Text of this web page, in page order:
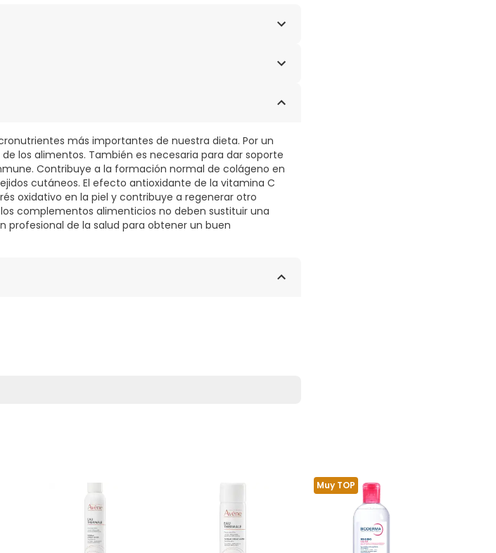
OLIGOSACCHARIDE, PANTHENOL, POTASSIUM AZELOYL,
EDTA, POLYSORBATE 20, SODIUM CHOLATE, SODIUM
más importantes de nuestra dieta. Por un
los alimentos. También es necesaria para dar soporte
Contribuye a la formación normal de colágeno en
cutáneos. El efecto antioxidante de la vitamina C
oxidativo en la piel y contribuye a regenerar otro
complementos alimenticios no deben sustituir una
profesional de la salud para obtener un buen
Muy TOP